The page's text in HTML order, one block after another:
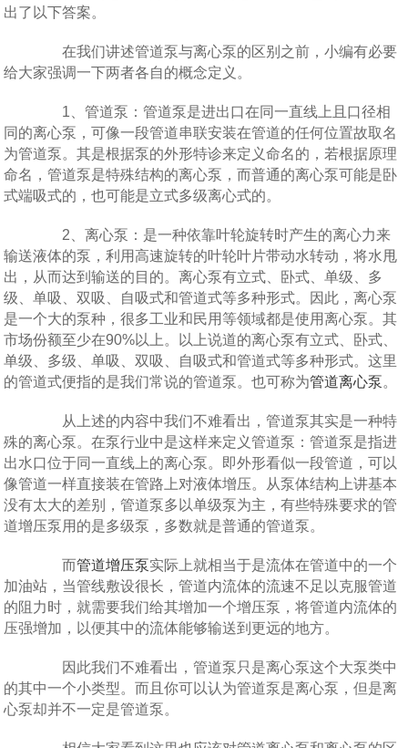
出了以下答案。
在我们讲述管道泵与离心泵的区别之前，小编有必要
给大家强调一下两者各自的概念定义。
1、管道泵：管道泵是进出口在同一直线上且口径相
同的离心泵，可像一段管道串联安装在管道的任何位置故取名
为管道泵。其是根据泵的外形特诊来定义命名的，若根据原理
命名，管道泵是特殊结构的离心泵，而普通的离心泵可能是卧
式端吸式的，也可能是立式多级离心式的。
2、离心泵：是一种依靠叶轮旋转时产生的离心力来
输送液体的泵，利用高速旋转的叶轮叶片带动水转动，将水甩
出，从而达到输送的目的。离心泵有立式、卧式、单级、多
级、单吸、双吸、自吸式和管道式等多种形式。因此，离心泵
是一个大的泵种，很多工业和民用等领域都是使用离心泵。其
市场份额至少在90%以上。以上说道的离心泵有立式、卧式、
单级、多级、单吸、双吸、自吸式和管道式等多种形式。这里
的管道式便指的是我们常说的管道泵。也可称为管道离心泵。
从上述的内容中我们不难看出，管道泵其实是一种特
殊的离心泵。在泵行业中是这样来定义管道泵：管道泵是指进
出水口位于同一直线上的离心泵。即外形看似一段管道，可以
像管道一样直接装在管路上对液体增压。从泵体结构上讲基本
没有太大的差别，管道泵多以单级泵为主，有些特殊要求的管
道增压泵用的是多级泵，多数就是普通的管道泵。
而管道增压泵实际上就相当于是流体在管道中的一个
加油站，当管线敷设很长，管道内流体的流速不足以克服管道
的阻力时，就需要我们给其增加一个增压泵，将管道内流体的
压强增加，以便其中的流体能够输送到更远的地方。
因此我们不难看出，管道泵只是离心泵这个大泵类中
的其中一个小类型。而且你可以认为管道泵是离心泵，但是离
心泵却并不一定是管道泵。